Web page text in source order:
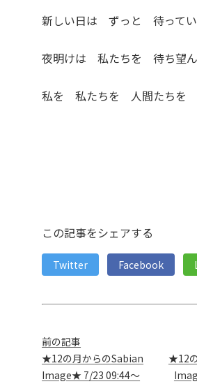
新しい日は ずっと 待って
夜明けは 私たちを 待ち望ん
私を 私たちを 人間たちを
この記事をシェアする
Twitter Facebook
前の記事
★12の月からのSabian
Image★ 7/23 09:44～
★12